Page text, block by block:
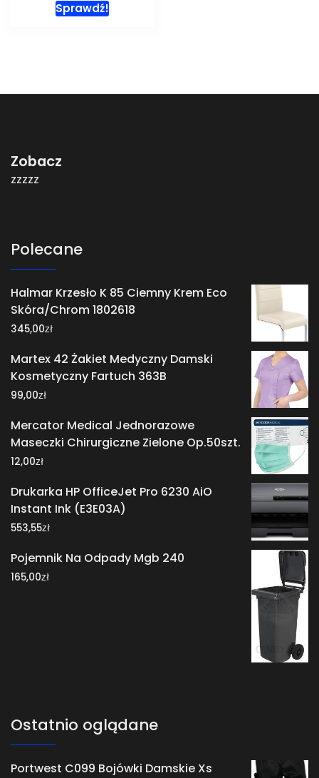
Sprawdź!
Zobacz
zzzzz
Polecane
Halmar Krzesło K 85 Ciemny Krem Eco
Skóra/Chrom 1802618
345,00zł
Martex 42 Żakiet Medyczny Damski
Kosmetyczny Fartuch 363B
99,00zł
Mercator Medical Jednorazowe
Maseczki Chirurgiczne Zielone Op.50szt.
12,00zł
Drukarka HP OfficeJet Pro 6230 AiO
Instant Ink (E3E03A)
553,55zł
Pojemnik Na Odpady Mgb 240
165,00zł
Ostatnio oglądane
Portwest C099 Bojówki Damskie Xs